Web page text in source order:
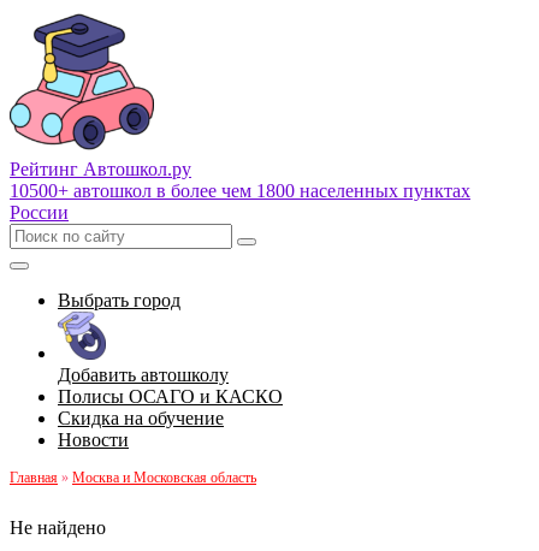
Рейтинг Автошкол.ру
10500+ автошкол в более чем 1800 населенных пунктах
России
Выбрать город
Добавить автошколу
Полисы ОСАГО и КАСКО
Скидка на обучение
Новости
Главная » Москва и Московская область
Не найдено